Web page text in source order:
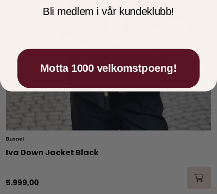
Busnel
Iva Down Jacket Black
5.999,00
Bli medlem i vår kundeklubb!
Motta 1000 velkomstpoeng!